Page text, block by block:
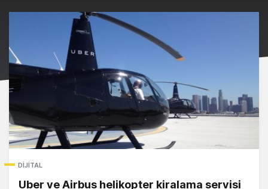
DIJITAL
Uber ve Airbus helikopter kiralama servisi